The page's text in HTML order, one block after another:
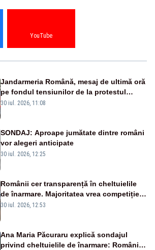
YouTube
Jandarmeria Română, mesaj de ultimă oră
pe fondul tensiunilor de la protestul
masiv al fermierilor - VIDEO
30 iul. 2026, 11:08
SONDAJ: Aproape jumătate dintre români
vor alegeri anticipate
30 iul. 2026, 12:25
Românii cer transparență în cheltuielile
de înarmare. Majoritatea vrea competiție
reală și industrie locală – SONDAJ
30 iul. 2026, 12:53
Ana Maria Păcuraru explică sondajul
privind cheltuielile de înarmare: Românii